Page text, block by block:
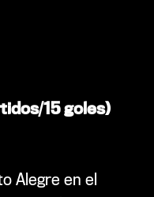
15 goles)
Alegre en el